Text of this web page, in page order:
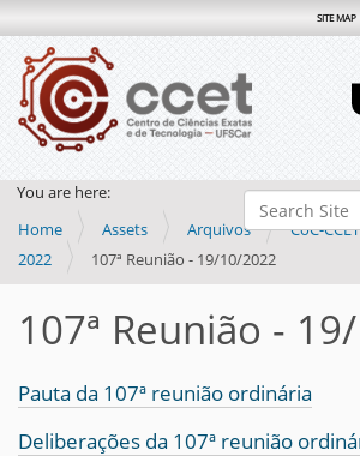
Search Site
SITE MAP
You are here:
Home
Assets Arquivos CoC-CCET
2022
107ª Reunião - 19/10/2022
107ª Reunião -
Pauta da 107ª reunião ordinária
Deliberações da 107ª reunião